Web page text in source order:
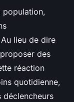
et
population,
lieu de dire
des
réaction
quotidienne,
déclencheurs